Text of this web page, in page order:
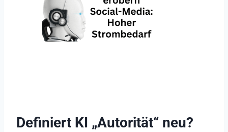
Definiert KI „Autorität“ neu?